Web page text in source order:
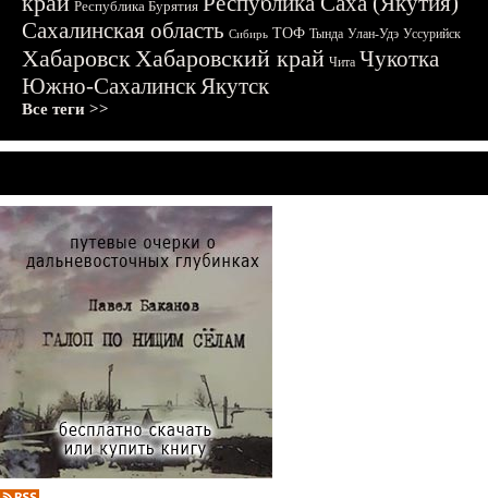
Республика Бурятия
Сахалинская область Сибирь ТОФ Тында Улан-Удэ Уссурийск
ХабаровскХабаровский край Чита Чукотка
Южно-СахалинскЯкутск
Все теги >>